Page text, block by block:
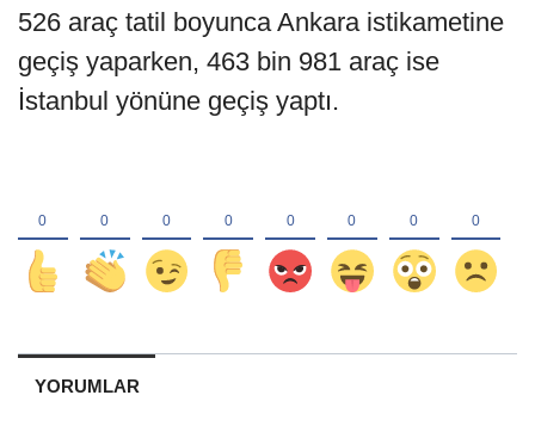
526 araç tatil boyunca Ankara istikametine
geçiş yaparken, 463 bin 981 araç ise
İstanbul yönüne geçiş yaptı.
YORUMLAR